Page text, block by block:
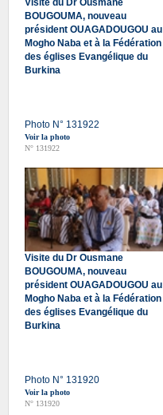
Visite du Dr Ousmane
BOUGOUMA, nouveau
président OUAGADOUGOU au
Mogho Naba et à la Fédération
des églises Evangélique du
Burkina
Photo N° 131922
Voir la photo
N° 131922
Visite du Dr Ousmane
BOUGOUMA, nouveau
président OUAGADOUGOU au
Mogho Naba et à la Fédération
des églises Evangélique du
Burkina
Photo N° 131920
Voir la photo
N° 131920